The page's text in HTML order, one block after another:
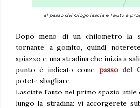
al passo del Giogo lasciare l'auto e
Dopo meno di un chilometro la
tornante a gomito, quindi
spiazzo e una stradina che inizia a
punto è indicato come passo del
potete sbagliare.
Lasciate l'auto nel primo spazio utile
lungo la stradina: vi accorgerete